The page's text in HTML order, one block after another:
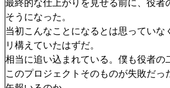
最終的な仕上がりを見せる前に、役者
そうになった。
当初こんなことになるとは思っていな
リ構えていたはずだ。
相当に追い込まれている。僕も役者の
このプロジェクトそのものが失敗だっ